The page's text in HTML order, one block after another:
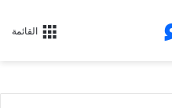
القائمة